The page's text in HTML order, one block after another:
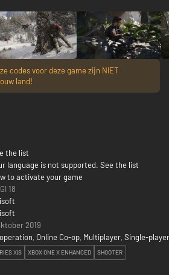
codes voor deze game zijn NIET
land!
the list
language is not supported. See the list
to activate your game
18
2019
, Online Co-op, Multiplayer, Single-player
X|S XBOX ONE X ENHANCED SHOOTER